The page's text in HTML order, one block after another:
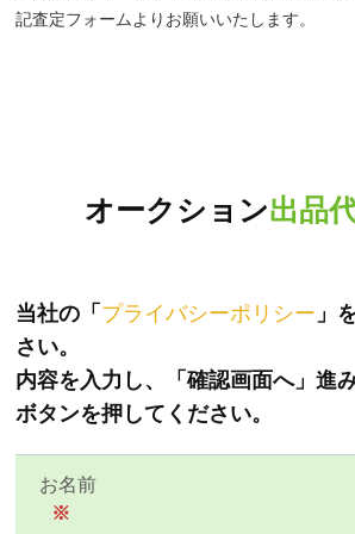
記査定フォームよりお願いいたします。
オークション出品
当社の「 プライバシーポリシー 」
さい。
内容を入力し、「確認画面へ」進
ボタンを押してください。
お名前
※